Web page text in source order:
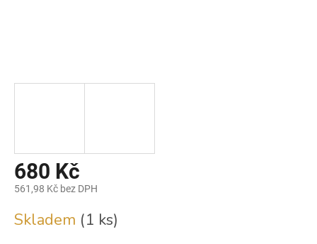
680 Kč
561,98 Kč bez DPH
cena:
Skladem (1 ks)